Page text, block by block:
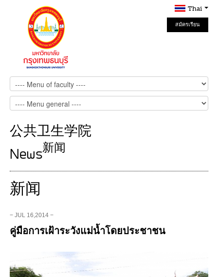
Thai
สมัครเรียน
Online
公共卫生学院
新闻
News
新闻
− JUL 16,2014 −
คู่มือการเฝ้าระวังแม่น้ำโดยประชาชน